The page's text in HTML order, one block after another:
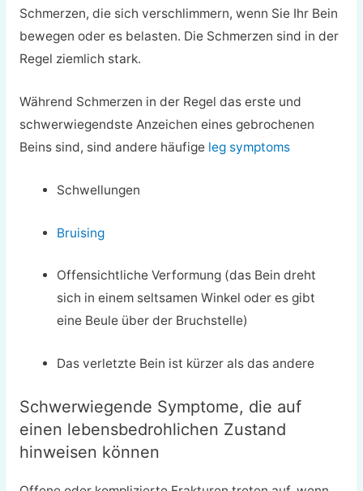
Schmerzen, die sich verschlimmern, wenn Sie Ihr Bein
bewegen oder es belasten. Die Schmerzen sind in der
Regel ziemlich stark.
Während Schmerzen in der Regel das erste und
schwerwiegendste Anzeichen eines gebrochenen
Beins sind, sind andere häufige leg symptoms
Schwellungen
Bruising
Offensichtliche Verformung (das Bein dreht
sich in einem seltsamen Winkel oder es gibt
eine Beule über der Bruchstelle)
Das verletzte Bein ist kürzer als das andere
Schwerwiegende Symptome, die auf
einen lebensbedrohlichen Zustand
hinweisen können